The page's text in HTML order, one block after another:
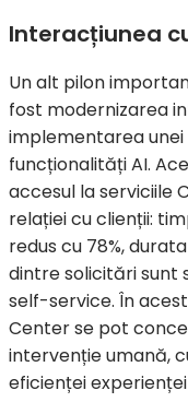
Interacțiunea
Un alt pilon
fost modernizarea
implementarea
funcționalități AI.
accesul la serviciile
relației cu clienții:
redus cu 78%,
dintre solicitări sunt
self-service. În
Center se pot
intervenție umană,
eficienței